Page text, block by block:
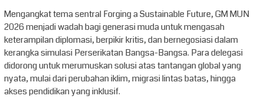
Mengangkat tema sentral Forging a Sustainable Future, GM MUN
2026 menjadi wadah bagi generasi muda untuk mengasah
keterampilan diplomasi, berpikir kritis, dan bernegosiasi dalam
kerangka simulasi Perserikatan Bangsa-Bangsa. Para delegasi
didorong untuk merumuskan solusi atas tantangan global yang
nyata, mulai dari perubahan iklim, migrasi lintas batas, hingga
akses pendidikan yang inklusif.